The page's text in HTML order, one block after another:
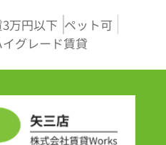
万円以下 ペット可
グレード賃貸